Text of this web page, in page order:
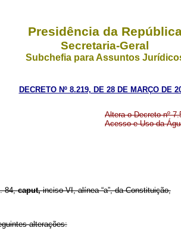
Presidência da
Secretaria-Geral
Subchefia para Assuntos
DECRETO Nº 8.219, DE 28 DE MARÇO DE
Altera o Decreto nº
Acesso e Uso da
84,caput,inciso VI, alínea “a”, da Constituição,
alterações: